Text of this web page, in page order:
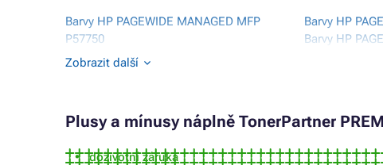
Barvy HP PAGEWIDE MANAGED MFP
P57750
Barvy HP PAGEWIDE MANAGED P55250
Barvy HP
Barvy HP
Zobrazit další
Plusy a mínusy náplně TonerPartner
doživotní záruka